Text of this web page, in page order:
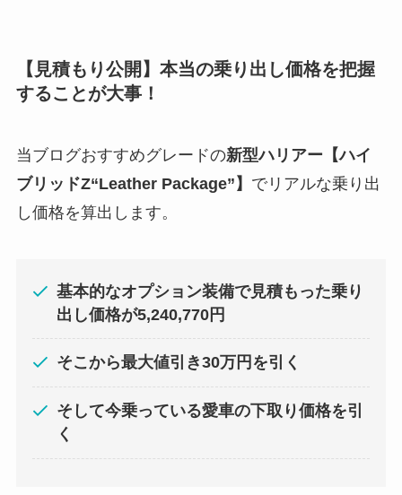
【見積もり公開】本当の乗り出し価格を把握
することが大事！
当ブログおすすめグレードの新型ハリアー 【ハイ
ブリッドZ“Leather Package”】 でリアルな乗り出
し価格を算出します。
基本的なオプション装備で見積もった乗り
出し価格が5,240,770円
そこから最大値引き30万円を引く
そして今乗っている愛車の下取り価格を引
く